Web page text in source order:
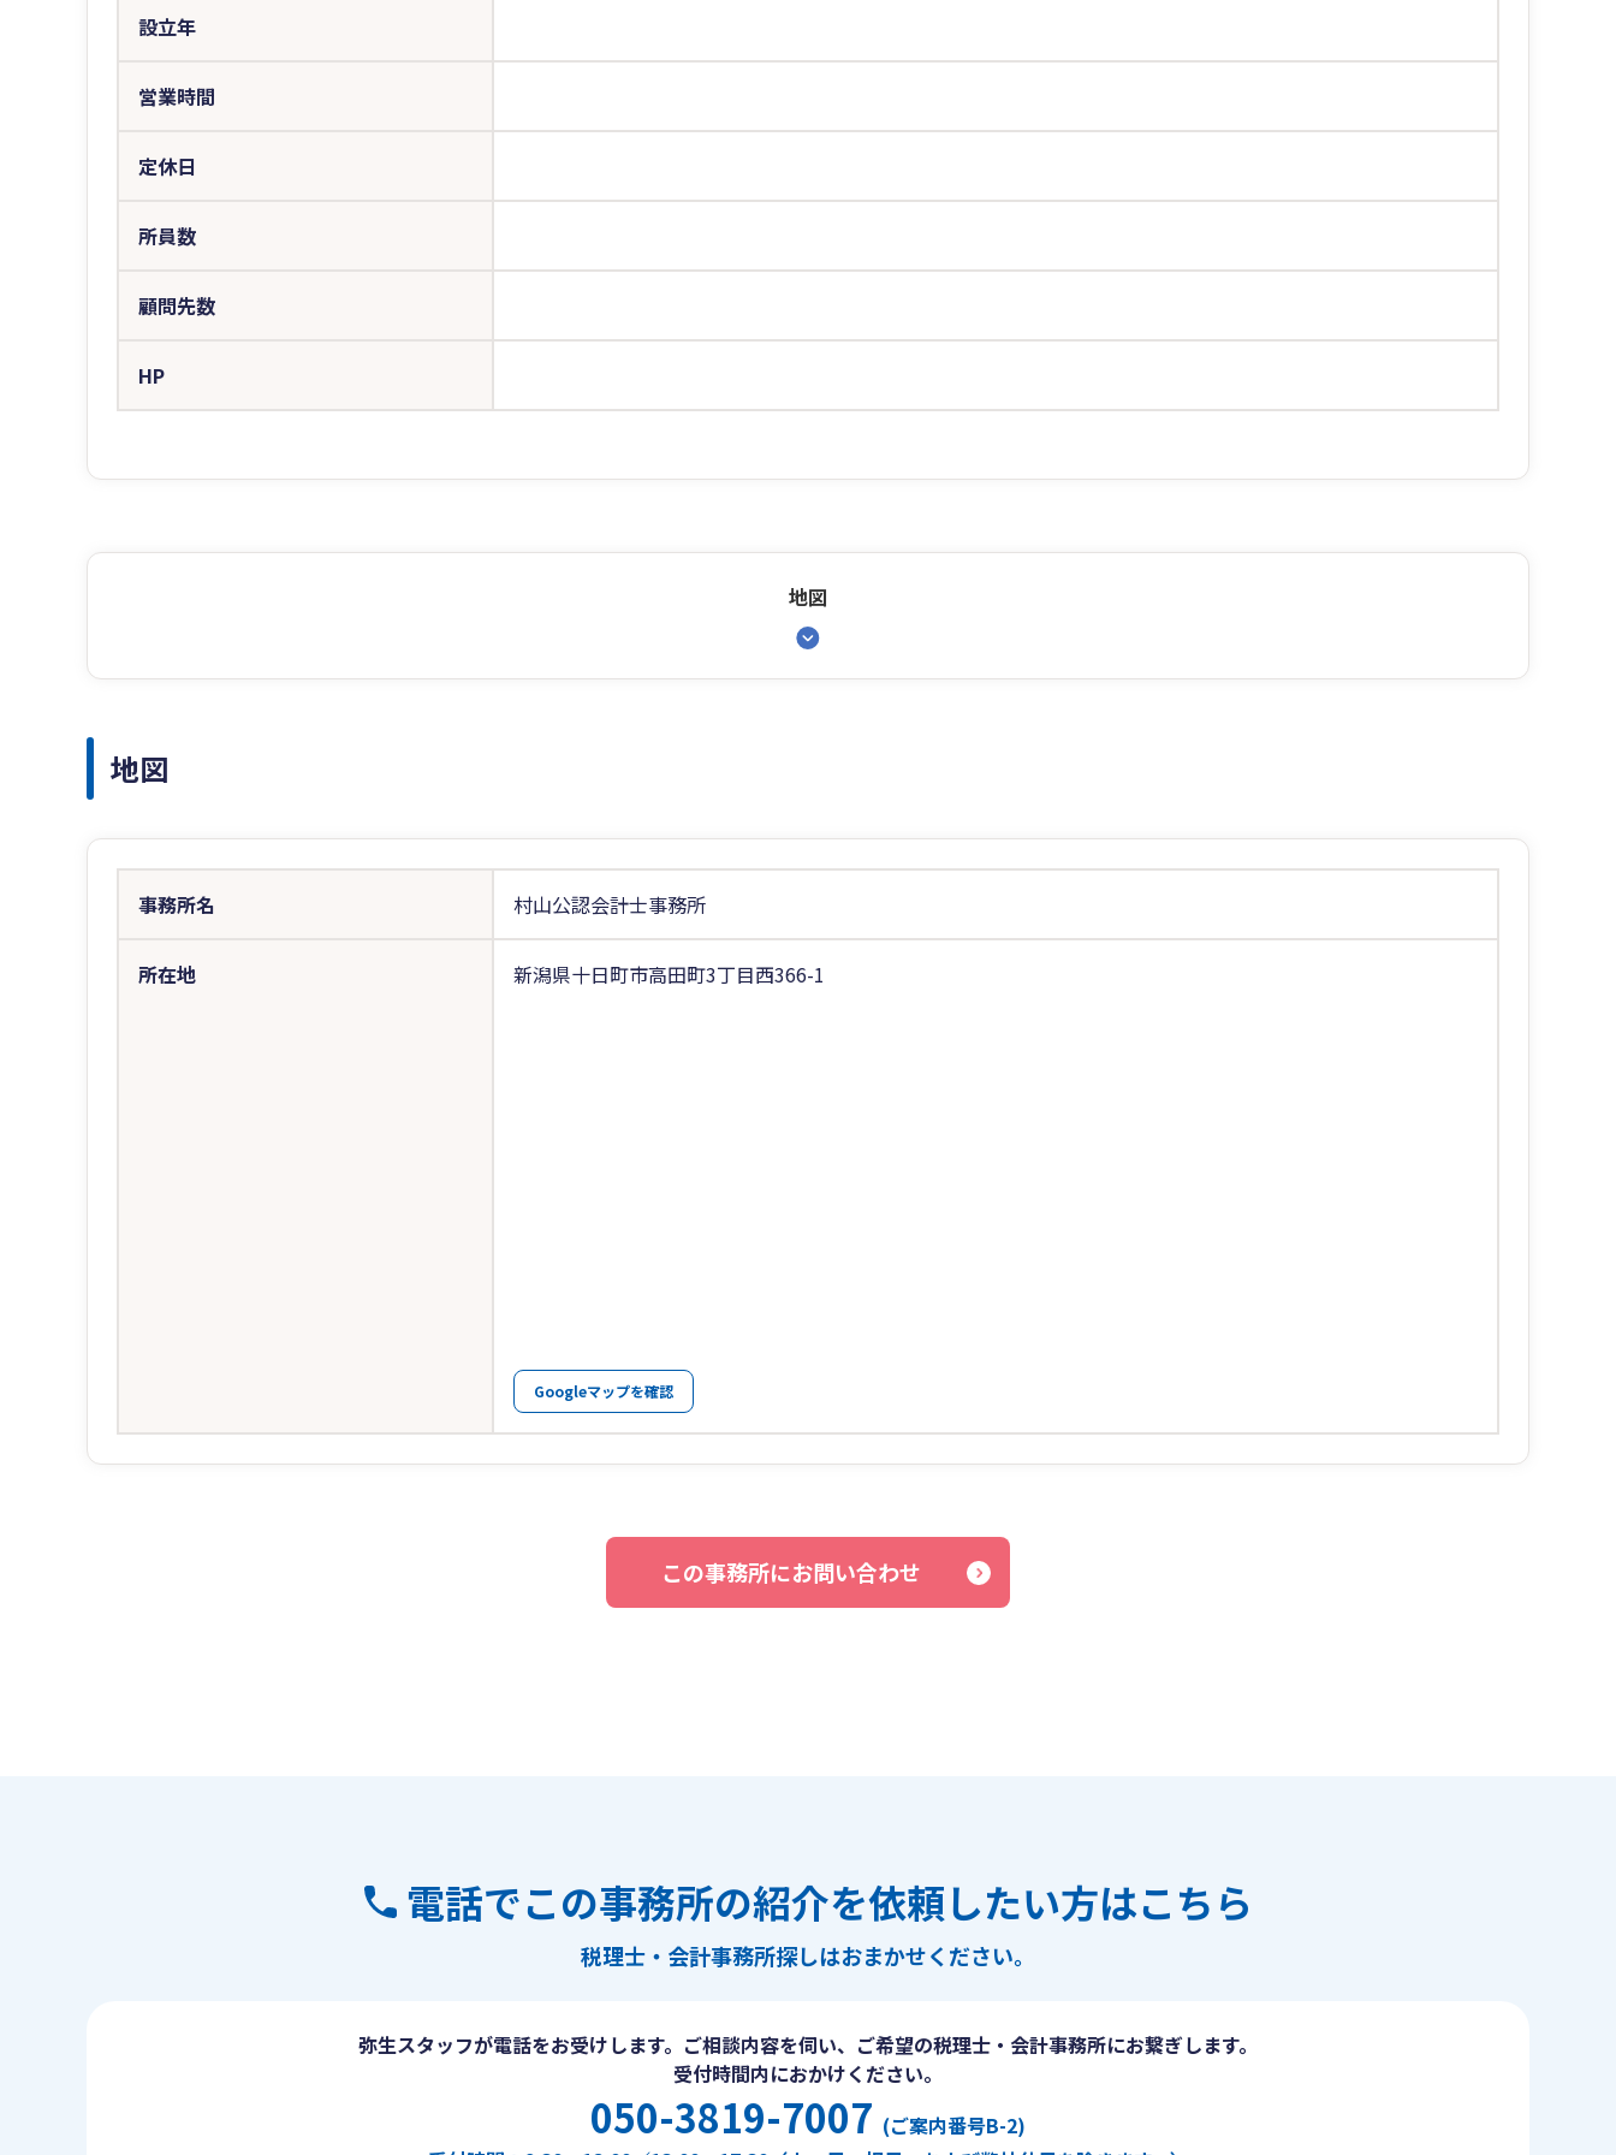
設立年
営業時間
定休日
所員数
顧問先数
HP
地図
地図
事務所名 村山公認会計士事務所
所在地 新潟県十日町市高田町3丁目西366-1
Googleマップを確認
この事務所にお問い合わせ
電話でこの事務所の紹介を依頼したい方はこちら
税理士・会計事務所探しはおまかせください。
弥生スタッフが電話をお受けします。ご相談内容を伺い、ご希望の税理士・会計事務所にお繋ぎします。
受付時間内におかけください。
050-3819-7007 (ご案内番号B-2)